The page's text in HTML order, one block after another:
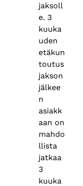
jaksoll
e. 3
kuuka
uden
etäkun
toutus
jakson
jälkee
n
asiakk
aan on
mahdo
llista
jatkaa
3
kuuka